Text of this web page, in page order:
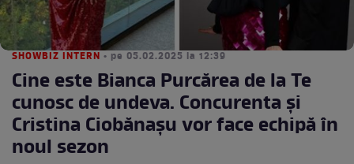
SHOWBIZ INTERN • pe 05.02.2025 la 12:39
Cine este Bianca Purcărea de la Te
cunosc de undeva. Concurenta și
Cristina Ciobănașu vor face echipă în
noul sezon